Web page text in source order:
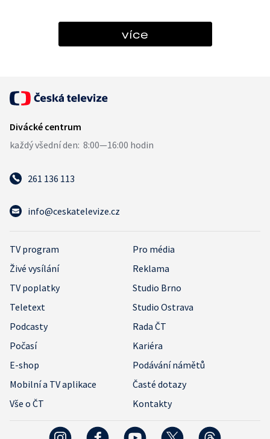
více
261 136 113
info@ceskatelevize.cz
TV program
Pro média
Živé vysílání
Reklama
TV poplatky
Studio Brno
Teletext
Studio Ostrava
Podcasty
Rada ČT
Počasí
Kariéra
E-shop
Podávání námětů
Mobilní a TV aplikace
Časté dotazy
Vše o ČT
Kontakty